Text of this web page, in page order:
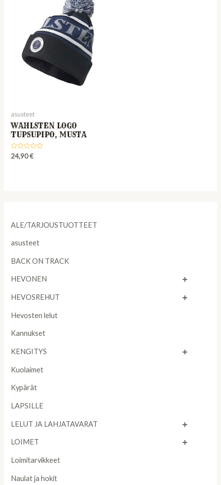
ALE/TARJOUSTUOTTEET
asusteet
BACK ON TRACK
HEVONEN
HEVOSREHUT
Hevosten lelut
Kannukset
KENGITYS
Kuolaimet
Kypärät
LAPSILLE
LELUT JA LAHJATAVARAT
LOIMET
Loimitarvikkeet
Naulat ja hokit
asusteet
WAHLSTEN LOGO
TUPSUPIPO, MUSTA
Rated
0
24,90€